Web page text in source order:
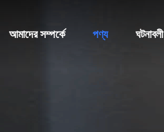
আমাদের সম্পর্কে পণ্য ঘটনাবলী